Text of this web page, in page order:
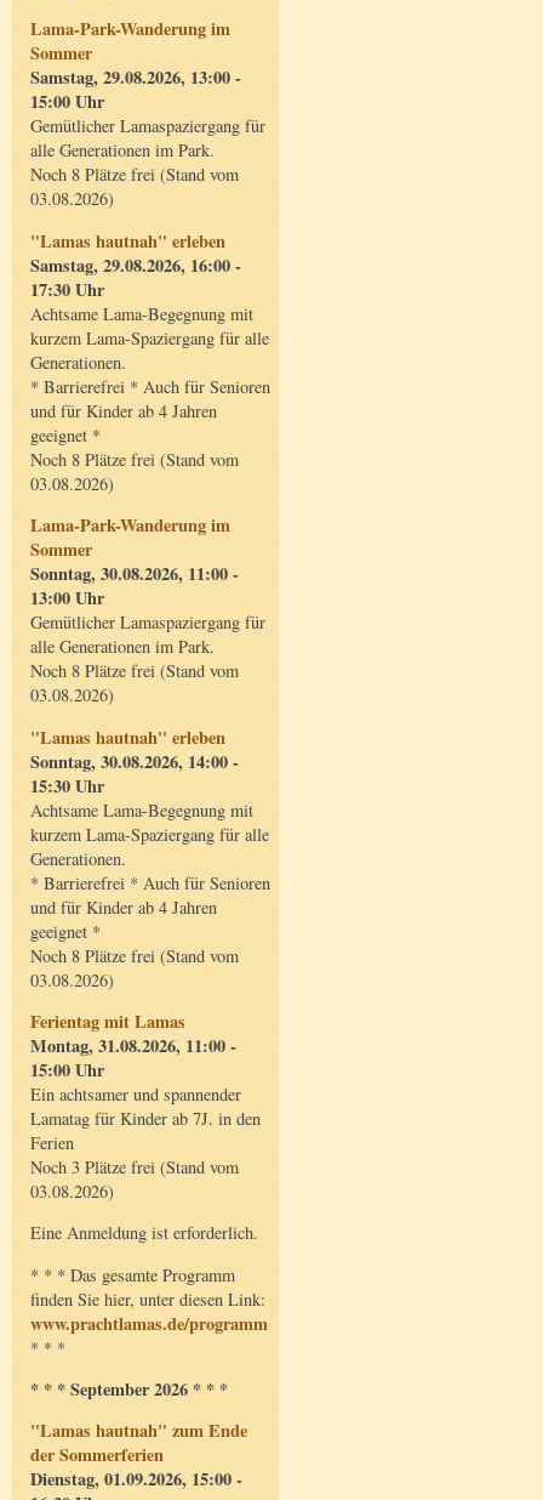
Lama-Park-Wanderung im
Sommer
Samstag, 29.08.2026, 13:00 -
15:00 Uhr
Gemütlicher Lamaspaziergang für
alle Generationen im Park.
Noch 8 Plätze frei (Stand vom
03.08.2026)
"Lamas hautnah" erleben
Samstag, 29.08.2026, 16:00 -
17:30 Uhr
Achtsame Lama-Begegnung mit
kurzem Lama-Spaziergang für alle
Generationen.
* Barrierefrei * Auch für Senioren
und für Kinder ab 4 Jahren
geeignet *
Noch 8 Plätze frei (Stand vom
03.08.2026)
Lama-Park-Wanderung im
Sommer
Sonntag, 30.08.2026, 11:00 -
13:00 Uhr
Gemütlicher Lamaspaziergang für
alle Generationen im Park.
Noch 8 Plätze frei (Stand vom
03.08.2026)
"Lamas hautnah" erleben
Sonntag, 30.08.2026, 14:00 -
15:30 Uhr
Achtsame Lama-Begegnung mit
kurzem Lama-Spaziergang für alle
Generationen.
* Barrierefrei * Auch für Senioren
und für Kinder ab 4 Jahren
geeignet *
Noch 8 Plätze frei (Stand vom
03.08.2026)
Ferientag mit Lamas
Montag, 31.08.2026, 11:00 -
15:00 Uhr
Ein achtsamer und spannender
Lamatag für Kinder ab 7J. in den
Ferien
Noch 3 Plätze frei (Stand vom
03.08.2026)
Eine Anmeldung ist erforderlich.
* * * Das gesamte Programm
finden Sie hier, unter diesen Link:
www.prachtlamas.de/programm
* * *
* * * September 2026 * * *
"Lamas hautnah" zum Ende
der Sommerferien
Dienstag, 01.09.2026, 15:00 -